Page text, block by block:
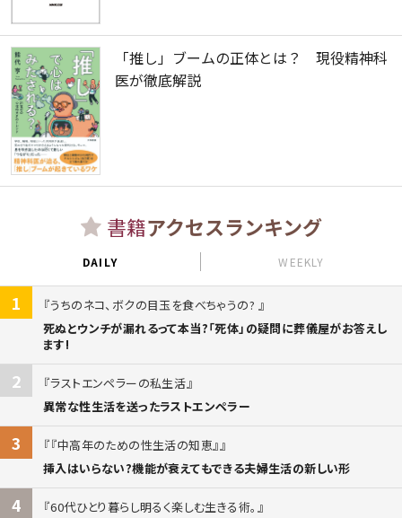
「推し」ブームの正体とは？ 現役精神科
医が徹底解説
書籍アクセスランキング
DAILY WEEKLY
1
うちのネコ、ボクの目玉を食べちゃうの?
死ぬとウンチが漏れるって本当?「死体」の疑問に葬儀屋がお答えし
ます!
2
ラストエンペラーの私生活
異常な性生活を送ったラストエンペラー
3
『中高年のための性生活の知恵』
挿入はいらない?機能が衰えてもできる夫婦生活の新しい形
4
60代ひとり暮らし明るく楽しむ生きる術。